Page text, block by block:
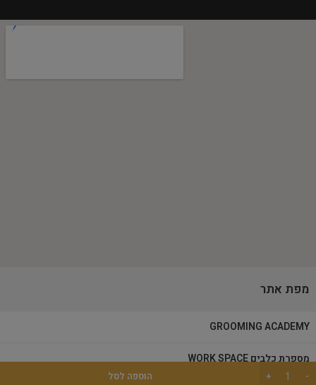
מפת אתר
GROOMING ACADEMY
מספרת כלבים WORK SPACE
הוספה לסל